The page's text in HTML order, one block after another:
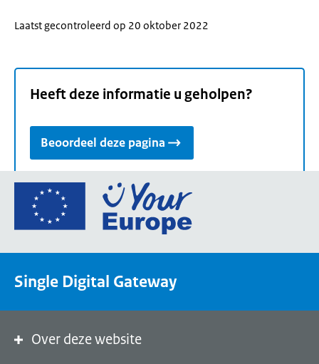
Laatst gecontroleerd op 20 oktober 2022
Heeft deze informatie u geholpen?
Beoordeel deze pagina
Ga
de
een
Single Digital Gateway
Over deze website